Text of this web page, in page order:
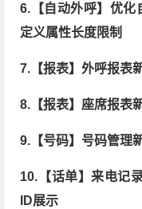
6.【自动外呼】优化
定义属性长度限制
7.【报表】外呼报表
8.【报表】座席报表
9.【号码】号码管理
10.【话单】来电记
ID展示